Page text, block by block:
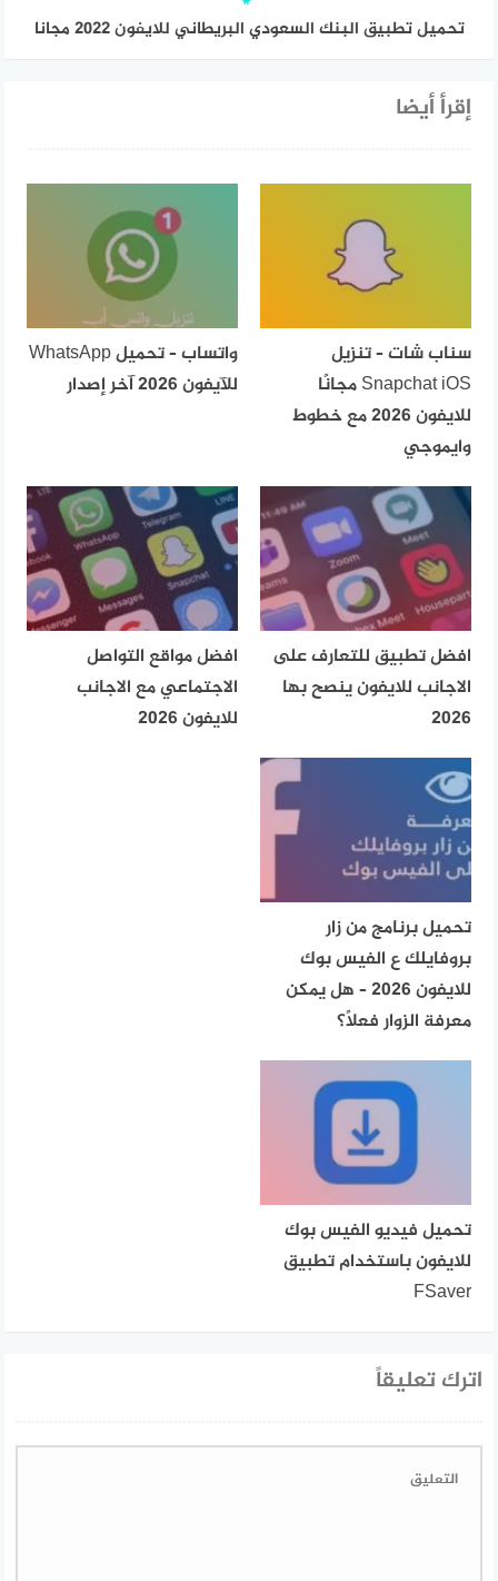
تحميل تطبيق البنك السعودي البريطاني للايفون 2022 مجانا
إقرأ أيضا
سناب شات – تنزيل
Snapchat iOS مجانًا
للايفون 2026 مع خطوط
وايموجي
واتساب – تحميل WhatsApp
للآيفون 2026 آخر إصدار
افضل تطبيق للتعارف على
الاجانب للايفون ينصح بها
2026
افضل مواقع التواصل
الاجتماعي مع الاجانب
للايفون 2026
تحميل برنامج من زار
بروفايلك ع الفيس بوك
للايفون 2026 – هل يمكن
معرفة الزوار فعلًا؟
تحميل فيديو الفيس بوك
للايفون باستخدام تطبيق
FSaver
اترك تعليقاً